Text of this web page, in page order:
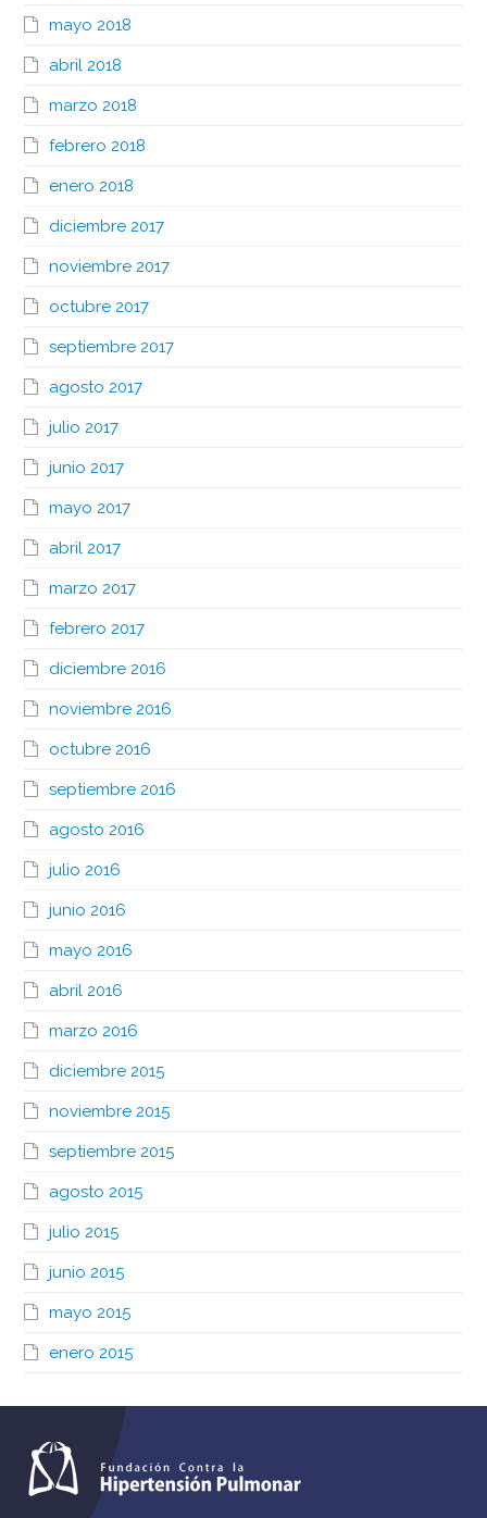
mayo 2018
abril 2018
marzo 2018
febrero 2018
enero 2018
diciembre 2017
noviembre 2017
octubre 2017
septiembre 2017
agosto 2017
julio 2017
junio 2017
mayo 2017
abril 2017
marzo 2017
febrero 2017
diciembre 2016
noviembre 2016
octubre 2016
septiembre 2016
agosto 2016
julio 2016
junio 2016
mayo 2016
abril 2016
marzo 2016
diciembre 2015
noviembre 2015
septiembre 2015
agosto 2015
julio 2015
junio 2015
mayo 2015
enero 2015